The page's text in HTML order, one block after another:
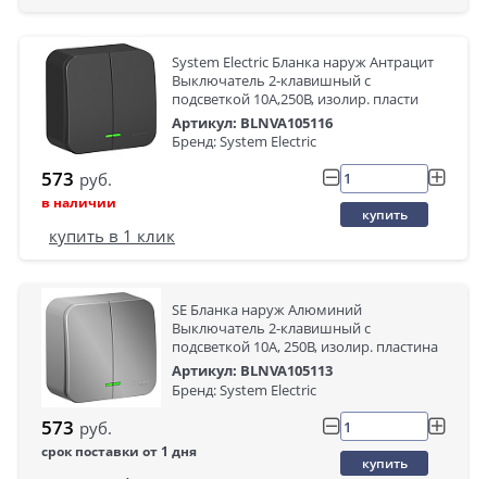
System Electric Бланка наруж Антрацит
Выключатель 2-клавишный с
подсветкой 10А,250B, изолир. пласти
Артикул: BLNVA105116
Бренд: System Electric
573 руб.
в наличии
купить
купить в 1 клик
SE Бланка наруж Алюминий
Выключатель 2-клавишный с
подсветкой 10А, 250B, изолир. пластина
Артикул: BLNVA105113
Бренд: System Electric
573 руб.
срок поставки от 1 дня
купить